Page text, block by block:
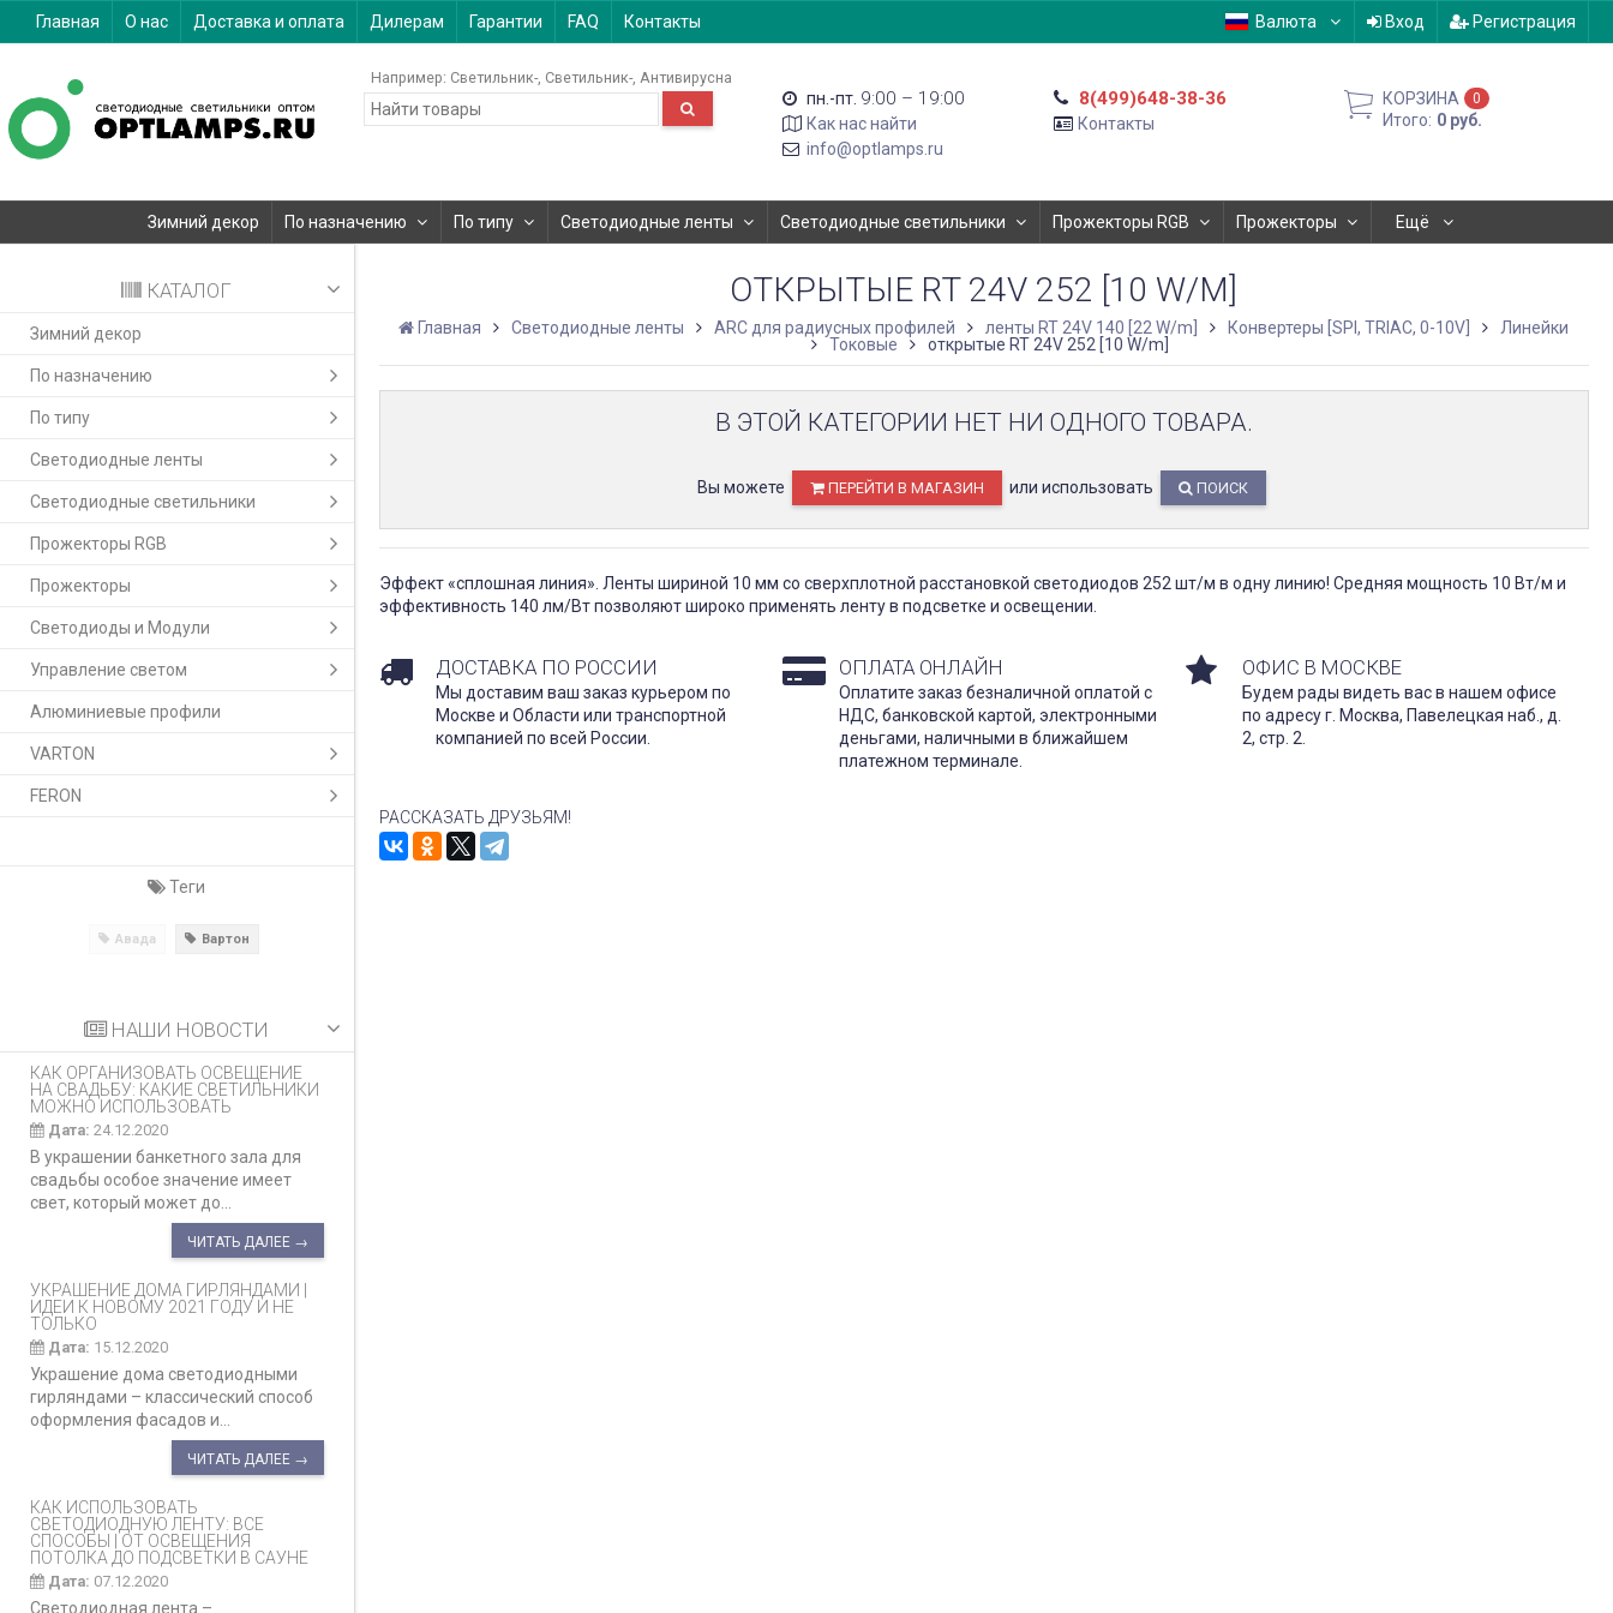
Главная О нас Доставка и оплата Дилерам Гарантии FAQ Контакты Валюта Вход Регистрация
Например: Светильник- Светильник- Антивирусна
пн.-пт. 9:00 – 19:00
Как нас найти
info@optlamps.ru
8(499)648-38-36
Контакты
КОРЗИНА 0
Итого: 0 руб.
Зимний декор По назначению По типу Светодиодные ленты Светодиодные светильники Прожекторы RGB Прожекторы Ещё
КАТАЛОГ
Зимний декор
По назначению
По типу
Светодиодные ленты
Светодиодные светильники
Прожекторы RGB
Прожекторы
Светодиоды и Модули
Управление светом
Алюминиевые профили
VARTON
FERON
Теги
Авада Вартон
НАШИ НОВОСТИ
КАК ОРГАНИЗОВАТЬ ОСВЕЩЕНИЕ
НА СВАДЬБУ: КАКИЕ СВЕТИЛЬНИКИ
МОЖНО ИСПОЛЬЗОВАТЬ
Дата: 24.12.2020
В украшении банкетного зала для
свадьбы особое значение имеет
свет, который может до...
ЧИТАТЬ ДАЛЕЕ →
УКРАШЕНИЕ ДОМА ГИРЛЯНДАМИ |
ИДЕИ К НОВОМУ 2021 ГОДУ И НЕ
ТОЛЬКО
Дата: 15.12.2020
Украшение дома светодиодными
гирляндами – классический способ
оформления фасадов и...
ЧИТАТЬ ДАЛЕЕ →
КАК ИСПОЛЬЗОВАТЬ
СВЕТОДИОДНУЮ ЛЕНТУ: ВСЕ
СПОСОБЫ | ОТ ОСВЕЩЕНИЯ
ПОТОЛКА ДО ПОДСВЕТКИ В САУНЕ
Дата: 07.12.2020
Светодиодная лента –
ОТКРЫТЫЕ RT 24V 252 [10 W/M]
Главная Светодиодные ленты ARC для радиусных профилей ленты RT 24V 140 [22 W/m] Конвертеры [SPI, TRIAC, 0-10V]
Линейки
Токовые
открытые RT 24V 252 [10 W/m]
В ЭТОЙ КАТЕГОРИИ НЕТ НИ ОДНОГО ТОВАРА.
Вы можете ПЕРЕЙТИ В МАГАЗИН или использовать ПОИСК
Эффект «сплошная линия». Ленты шириной 10 мм со сверхплотной расстановкой светодиодов 252 шт/м в одну линию! Средняя мощность 10 Вт/м и
эффективность 140 лм/Вт позволяют широко применять ленту в подсветке и освещении.
ДОСТАВКА ПО РОССИИ
Мы доставим ваш заказ курьером по
Москве и Области или транспортной
компанией по всей России.
ОПЛАТА ОНЛАЙН
Оплатите заказ безналичной оплатой с
НДС, банковской картой, электронными
деньгами, наличными в ближайшем
платежном терминале.
ОФИС В МОСКВЕ
Будем рады видеть вас в нашем офисе
по адресу г. Москва, Павелецкая наб., д.
2, стр. 2.
РАССКАЗАТЬ ДРУЗЬЯМ!